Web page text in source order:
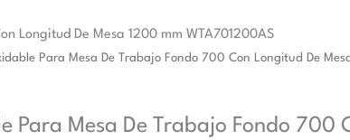
Longitud De Mesa 1200 mm WTA701200AS
Para Mesa De Trabajo Fondo 700 Con Longitud De
Para Mesa De Trabajo Fondo 700
Mesa
1200
cantidad